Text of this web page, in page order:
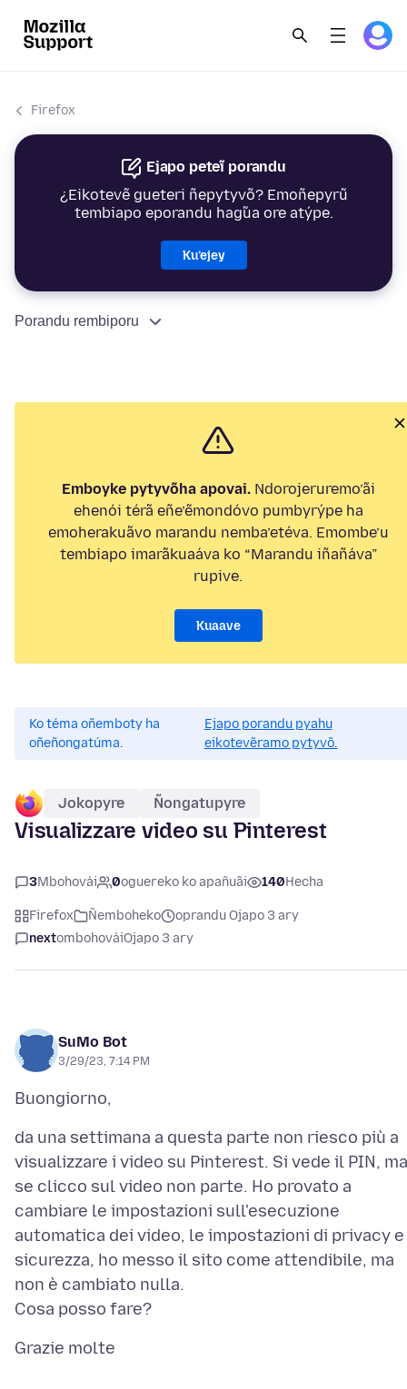
Firefox
Ejapo peteĩ porandu
¿Eikotevẽ gueteri ñepytyvõ? Emoñepyrũ
tembiapo eporandu hag̃ua ore atýpe.
Ku’ejey
Porandu rembiporu
Emboyke pytyvõha apovai.Ndorojeruremo’ãi
ehenói térã eñe’ẽmondóvo pumbyrýpe ha
emoherakuãvo marandu nemba’etéva. Emombe’u
tembiapo imarãkuaáva ko “Marandu iñañáva”
rupive.
Kuaave
Ko téma oñemboty ha
oñeñongatúma.
Ejapo porandu pyahu
eikotevẽramo pytyvõ.
Jokopyre Ñongatupyre
Visualizzare video su Pinterest
3Mbohovái 0oguereko ko apañuãi 140Hecha
Firefox Ñemboheko
oprandu Ojapo 3 ary
nextombohováiOjapo 3 ary
SuMo Bot
3/29/23, 7:14 PM
da una settimana a questa parte non riesco più a
visualizzare i video su Pinterest. Si vede il PIN, ma
se clicco sul video non parte. Ho provato a
cambiare le impostazioni sull'esecuzione
automatica dei video, le impostazioni di privacy e
sicurezza, ho messo il sito come attendibile, ma
non è cambiato nulla.